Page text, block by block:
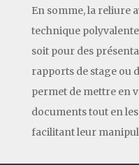
En somme, la reliure
technique polyvalente
soit pour des
rapports de stage ou
permet de mettre en
documents tout en
facilitant leur